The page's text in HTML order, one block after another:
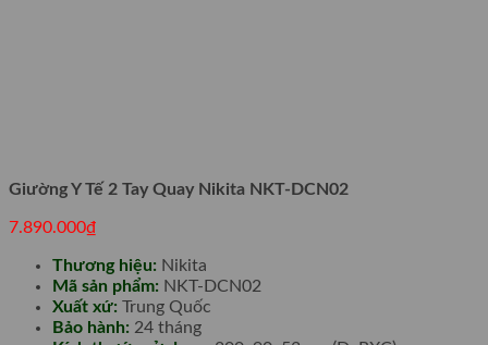
Giường Y Tế 2 Tay Quay Nikita NKT-DCN02
7.890.000₫
Thương hiệu: Nikita
Mã sản phẩm: NKT-DCN02
Xuất xứ: Trung Quốc
Bảo hành: 24 tháng